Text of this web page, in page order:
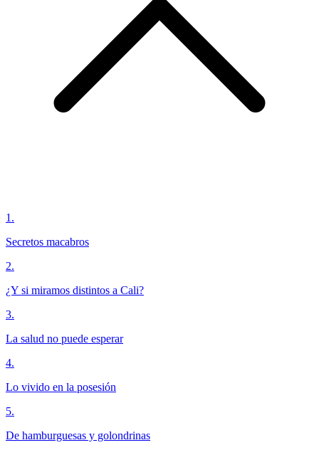
1 .
Secretos macabros
2.
¿Y si miramos distintos a Cali?
3.
La salud no puede esperar
4.
Lo vivido en la posesión
5.
De hamburguesas y golondrinas